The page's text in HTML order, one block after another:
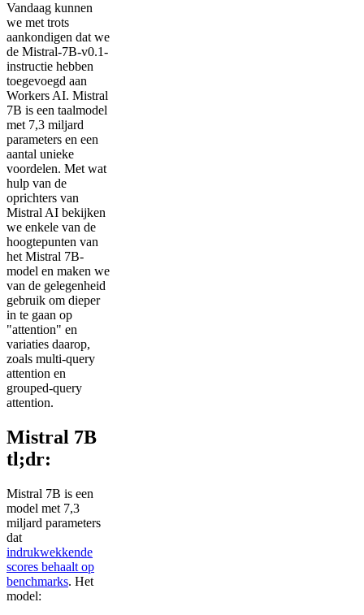
Vandaag kunnen
we met trots
aankondigen dat we
de Mistral-7B-v0.1-
instructie hebben
toegevoegd aan
Workers AI. Mistral
7B is een taalmodel
met 7,3 miljard
parameters en een
aantal unieke
voordelen. Met wat
hulp van de
oprichters van
Mistral AI bekijken
we enkele van de
hoogtepunten van
het Mistral 7B-
model en maken we
van de gelegenheid
gebruik om dieper
in te gaan op
"attention" en
variaties daarop,
zoals multi-query
attention en
grouped-query
attention.
Mistral 7B
tl;dr:
Mistral 7B is een
model met 7,3
miljard parameters
dat
indrukwekkende
scores behaalt op
benchmarks. Het
model: